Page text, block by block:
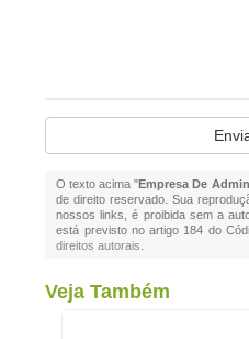
O texto acima "Empresa De
de direito reservado. Sua
nossos links, é proibida sem a
está previsto no artigo 184 do
direitos autorais
Veja Também